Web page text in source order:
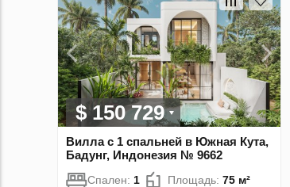
$ 150 729
Вилла с 1 спальней в Южная Кута,
Бадунг, Индонезия № 9662
Спален: 1 Площадь: 75 м²